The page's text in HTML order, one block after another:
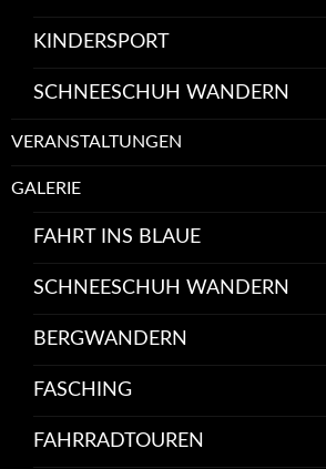
KINDERSPORT
SCHNEESCHUH WANDERN
VERANSTALTUNGEN
GALERIE
FAHRT INS BLAUE
SCHNEESCHUH WANDERN
BERGWANDERN
FASCHING
FAHRRADTOUREN